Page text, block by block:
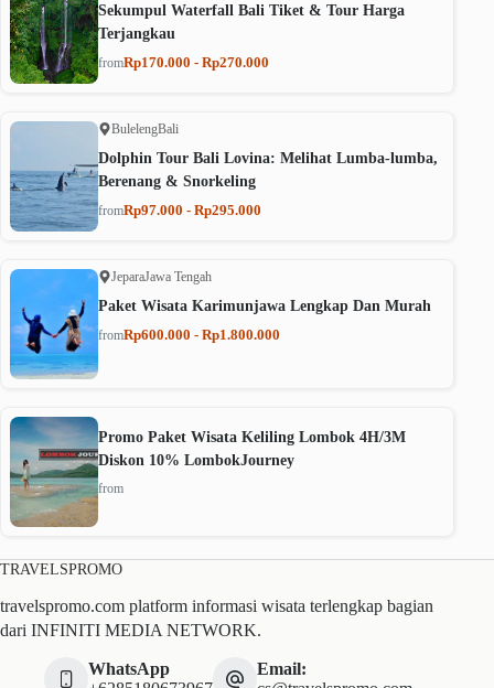
Sekumpul Waterfall Bali Tiket & Tour Harga
Terjangkau
fromRp170.000 - Rp270.000
BulelengBali
Dolphin Tour Bali Lovina: Melihat Lumba-lumba,
Berenang & Snorkeling
fromRp97.000 - Rp295.000
JeparaJawa Tengah
Paket Wisata Karimunjawa Lengkap Dan Murah
fromRp600.000 - Rp1.800.000
Promo Paket Wisata Keliling Lombok 4H/3M
Diskon 10% LombokJourney
from
TRAVELSPROMO
travelspromo.com platform informasi wisata terlengkap bagian
dari INFINITI MEDIA NETWORK.
WhatsApp
Email: